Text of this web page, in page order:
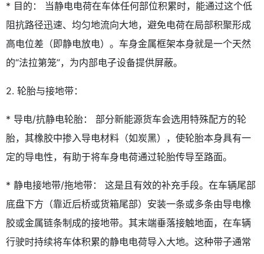
* 目的： 当静电电荷在车体任何部位积累时，能通过这个低
阻抗路径迅速、均匀地流向大地，避免电荷在局部积聚形成
高电位差（即静电放电）。车身金属框架本身就是一个天然
的“法拉第笼”，为内部电子设备提供屏蔽。
2. 轮胎与接地带：
* 导电/抗静电轮胎： 部分新能源货车会选用特殊配方的轮
胎，其橡胶中掺入导电材料（如炭黑），使轮胎本身具有一
定的导电性，有助于将车身电荷通过轮胎传导至路面。
* 静电接地带/拖地带： 这是且有效的补充手段。在车辆尾部
底盘下方（靠近后桥或货箱尾部）安装一条或多条由导电橡
胶或金属链条制成的接地带。其末端垂落接触地面，在车辆
行驶时持续将车体积累的静电电荷导入大地。这种带子通常